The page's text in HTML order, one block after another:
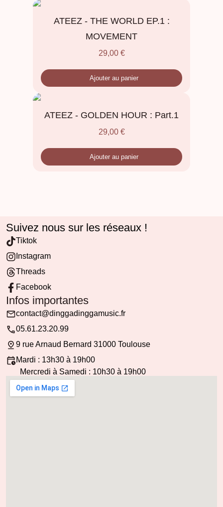
ATEEZ - THE WORLD EP.1 :
MOVEMENT
29,00 €
Ajouter au panier
ATEEZ - GOLDEN HOUR : Part.1
29,00 €
Ajouter au panier
Suivez nous sur les réseaux !
Tiktok
Instagram
Threads
Facebook
Infos importantes
contact@dinggadinggamusic.fr
05.61.23.20.99
9 rue Arnaud Bernard 31000 Toulouse
Mardi : 13h30 à 19h00
Mercredi à Samedi : 10h30 à 19h00